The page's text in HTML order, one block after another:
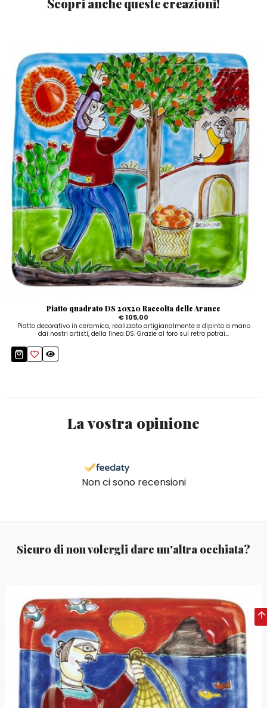
Piatto quadrato DS 20x20 Raccolta delle Arance
€ 105,00
Piatto decorativo in ceramica, realizzato artigianalmente e dipinto a mano
dai nostri artisti, della linea DS. Grazie al foro sul retro potrai...
La vostra opinione
Non ci sono recensioni
Sicuro di non volergli dare un'altra occhiata?